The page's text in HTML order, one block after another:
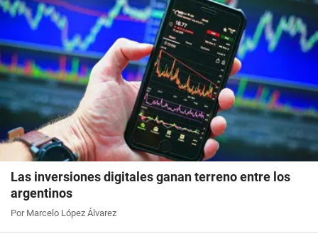
Las inversiones digitales ganan terreno entre los
argentinos
Por Marcelo López Álvarez